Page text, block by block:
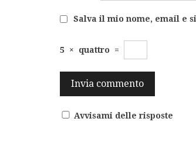
Salva il mio nome, email e
5 × quattro =
Avvisami delle risposte